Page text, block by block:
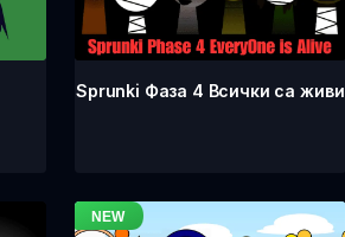
Sprunki Фаза 4 Всички са живи